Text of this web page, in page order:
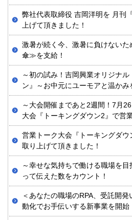
弊社代表取締役 吉岡洋明を 月刊
上げて頂きました！
激暑が続く今、激暑に負けない
傘≫を支給！
～初の試み！吉岡興業オリジナ
ン』～お中元にユーモアと温かみ
～大会開催まであと2週間！7月
大会『トーキングダウン2』で営
営業トーク大会『トーキングダ
取り上げて頂きました！
～幸せな気持ちで働ける職場を
って伝えた数をカウント！
＜あなたの職場のRPA、受託開
動化でお手伝いする新事業を開始